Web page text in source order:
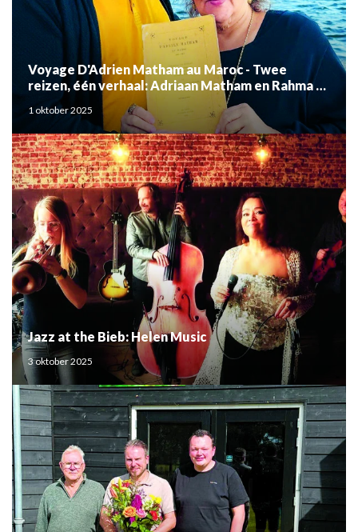
Voyage D'Adrien Matham au Maroc - Twee
reizen, één verhaal: Adriaan Matham en Rahma el
Mouden
1 oktober 2025
Jazz at the Bieb: Helen Music
3 oktober 2025